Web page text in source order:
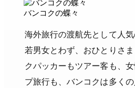
バンコクの蝶々
海外旅行の渡航先として人
若男女とわず、おひとりさ
クパッカーもツアー客も、
プ旅行も、バンコクは多くの